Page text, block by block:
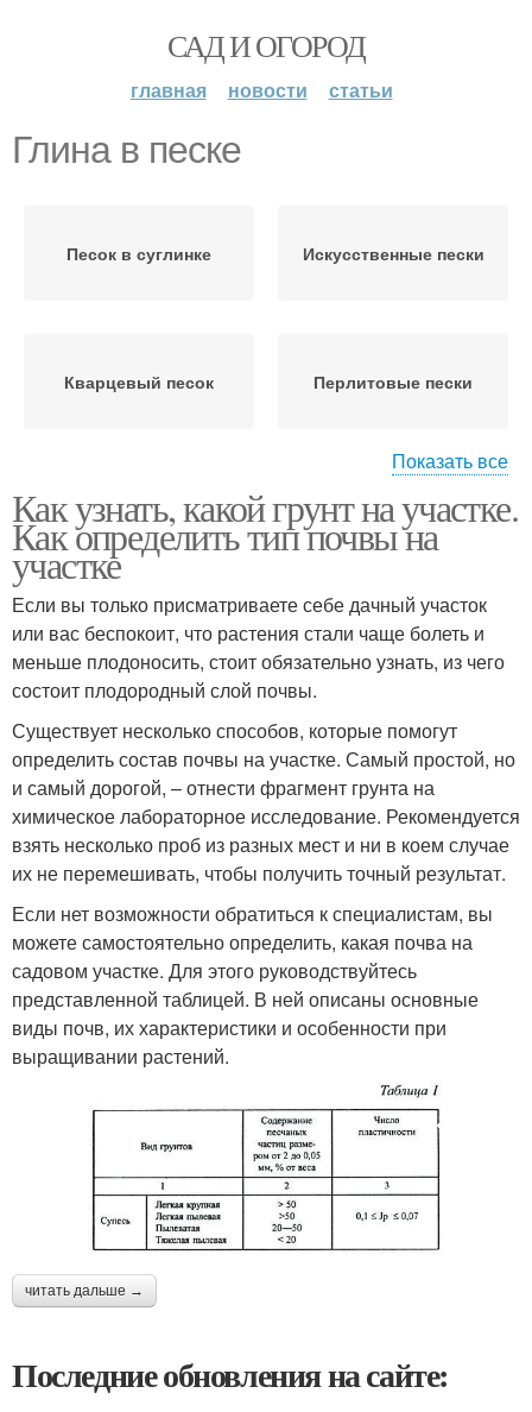
САД И ОГОРОД
главная новости статьи
Глина в песке
Песок в суглинке Искусственные пески
Кварцевый песок Перлитовые пески
Мраморный песок Природные пески
Показать все
Как узнать, какой грунт на участке.
Как определить тип почвы на
участке
Если вы только присматриваете себе дачный участок
или вас беспокоит, что растения стали чаще болеть и
меньше плодоносить, стоит обязательно узнать, из чего
состоит плодородный слой почвы.
Существует несколько способов, которые помогут
определить состав почвы на участке. Самый простой, но
и самый дорогой, – отнести фрагмент грунта на
химическое лабораторное исследование. Рекомендуется
взять несколько проб из разных мест и ни в коем случае
их не перемешивать, чтобы получить точный результат.
Если нет возможности обратиться к специалистам, вы
можете самостоятельно определить, какая почва на
садовом участке. Для этого руководствуйтесь
представленной таблицей. В ней описаны основные
виды почв, их характеристики и особенности при
выращивании растений.
читать дальше →
Последние обновления на сайте: